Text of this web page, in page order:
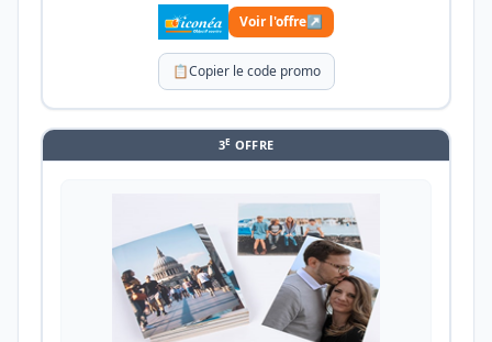
Voir l'offre↗
📋Copier le code promo
3E OFFRE